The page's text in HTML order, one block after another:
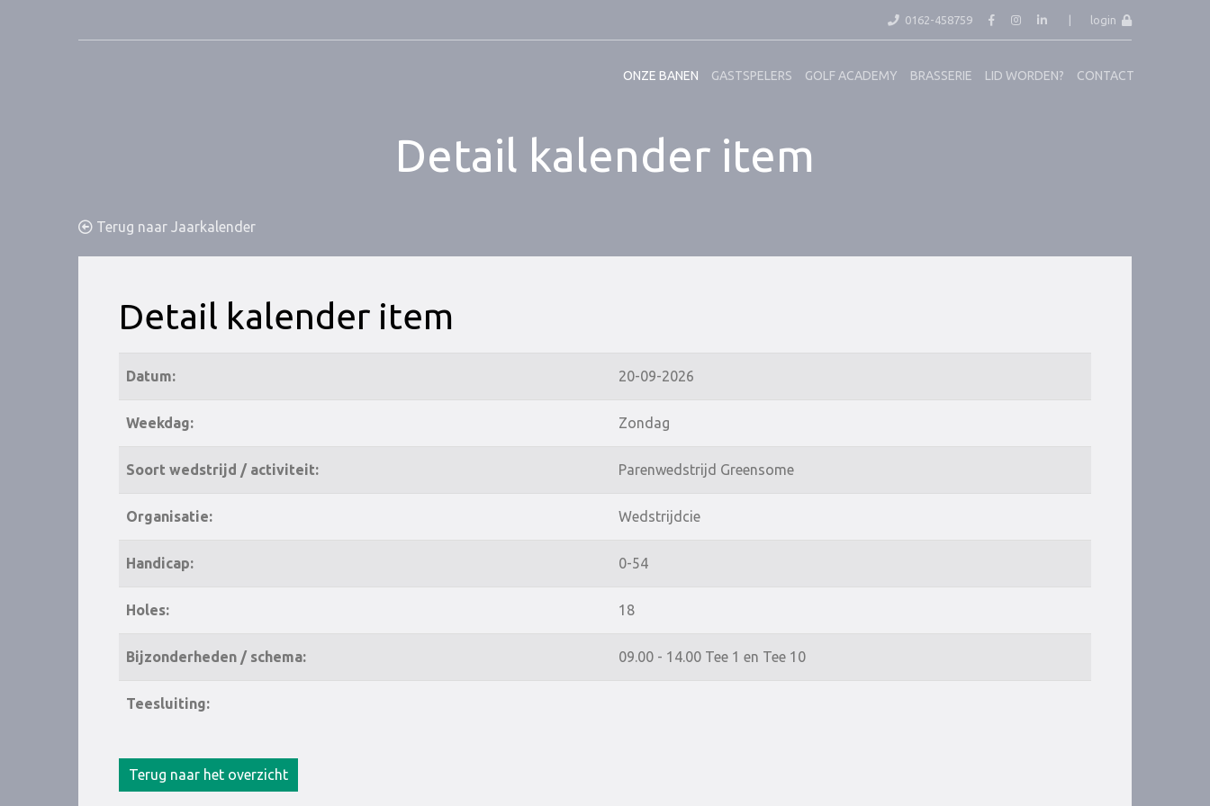
0162-458759 login
ONZE BANEN GASTSPELERS GOLF ACADEMY BRASSERIE LID WORDEN? CONTACT
Detail kalender item
Terug naar Jaarkalender
Detail kalender item
Datum: 20-09-2026
Weekdag: Zondag
Soort wedstrijd / activiteit: Parenwedstrijd Greensome
Organisatie: Wedstrijdcie
Handicap: 0-54
Holes: 18
Bijzonderheden / schema: 09.00 - 14.00 Tee 1 en Tee 10
Teesluiting:
Terug naar het overzicht